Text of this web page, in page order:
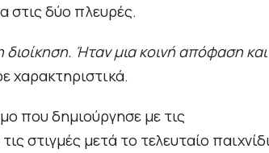
στις δύο πλευρές.
Ήταν μια κοινή απόφαση και
χαρακτηριστικά.
που δημιούργησε με τις
στιγμές μετά το τελευταίο